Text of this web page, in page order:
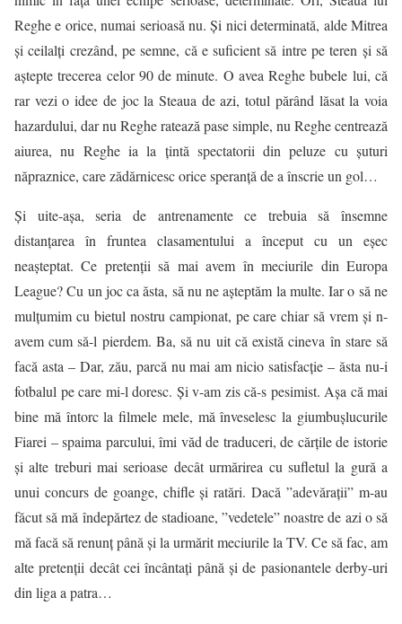
Reghe e orice, numai serioasă nu. Și nici determinată, alde Mitrea
și ceilalți crezând, pe semne, că e suficient să intre pe teren și să
aștepte trecerea celor 90 de minute. O avea Reghe bubele lui, că
rar vezi o idee de joc la Steaua de azi, totul părând lăsat la voia
hazardului, dar nu Reghe ratează pase simple, nu Reghe centrează
aiurea, nu Reghe ia la țintă spectatorii din peluze cu șuturi
năpraznice, care zădărnicesc orice speranță de a înscrie un gol…
Și uite-așa, seria de antrenamente ce trebuia să însemne
distanțarea în fruntea clasamentului a început cu un eșec
neașteptat. Ce pretenții să mai avem în meciurile din Europa
League? Cu un joc ca ăsta, să nu ne așteptăm la multe. Iar o să ne
mulțumim cu bietul nostru campionat, pe care chiar să vrem și n-
avem cum să-l pierdem. Ba, să nu uit că există cineva în stare să
facă asta – Dar, zău, parcă nu mai am nicio satisfacție – ăsta nu-i
fotbalul pe care mi-l doresc. Și v-am zis că-s pesimist. Așa că mai
bine mă întorc la filmele mele, mă înveselesc la giumbușlucurile
Fiarei – spaima parcului, îmi văd de traduceri, de cărțile de istorie
și alte treburi mai serioase decât urmărirea cu sufletul la gură a
unui concurs de goange, chifle și ratări. Dacă ”adevărații” m-au
făcut să mă îndepărtez de stadioane, ”vedetele” noastre de azi o să
mă facă să renunț până și la urmărit meciurile la TV. Ce să fac, am
alte pretenții decât cei încântați până și de pasionantele derby-uri
din liga a patra…